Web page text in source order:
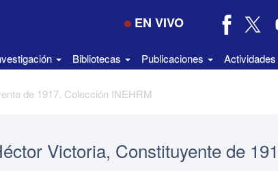
EN VIVO
Bibliotecas Publicaciones Actividades
de 1917. Colección INEHRM
Victoria, Constituyente de